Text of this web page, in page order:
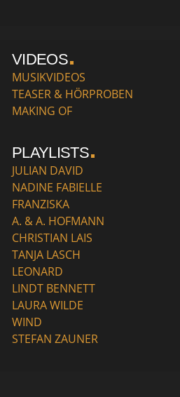
VIDEOS
MUSIKVIDEOS
TEASER & HÖRPROBEN
MAKING OF
PLAYLISTS
JULIAN DAVID
NADINE FABIELLE
FRANZISKA
A. & A. HOFMANN
CHRISTIAN LAIS
TANJA LASCH
LEONARD
LINDT BENNETT
LAURA WILDE
WIND
STEFAN ZAUNER